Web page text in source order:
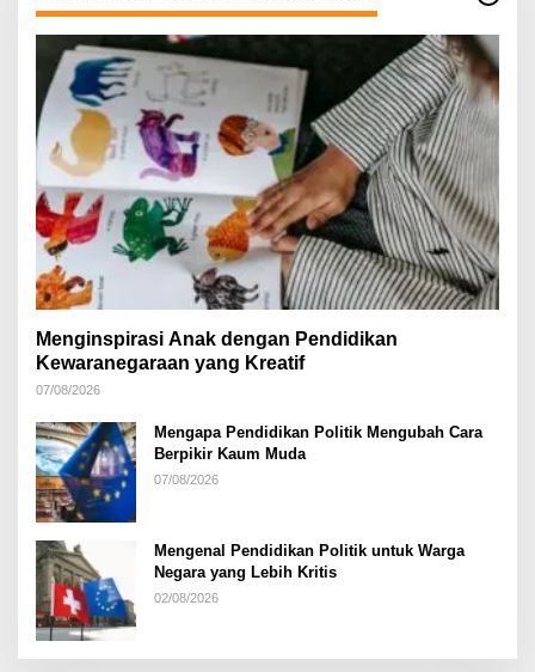
Menginspirasi Anak dengan Pendidikan
Kewaranegaraan yang Kreatif
07/08/2026
Mengapa Pendidikan Politik Mengubah Cara
Berpikir Kaum Muda
07/08/2026
Mengenal Pendidikan Politik untuk Warga
Negara yang Lebih Kritis
02/08/2026